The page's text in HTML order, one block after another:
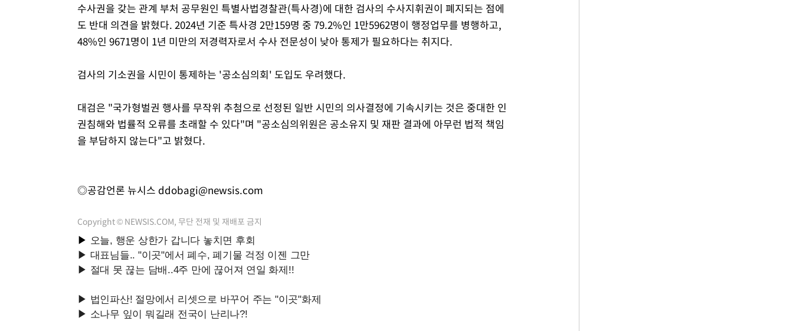
수사권을 갖는 관계 부처 공무원인 특별사법경찰관(특사경)에 대한 검사의 수사지휘권이 폐지되는 점에
도 반대 의견을 밝혔다. 2024년 기준 특사경 2만159명 중 79.2%인 1만5962명이 행정업무를 병행하고,
48%인 9671명이 1년 미만의 저경력자로서 수사 전문성이 낮아 통제가 필요하다는 취지다.
검사의 기소권을 시민이 통제하는 '공소심의회' 도입도 우려했다.
대검은 "국가형벌권 행사를 무작위 추첨으로 선정된 일반 시민의 의사결정에 기속시키는 것은 중대한 인
권침해와 법률적 오류를 초래할 수 있다"며 "공소심의위원은 공소유지 및 재판 결과에 아무런 법적 책임
을 부담하지 않는다"고 밝혔다.
◎공감언론 뉴시스 ddobagi@newsis.com
Copyright © NEWSIS.COM, 무단 전재 및 재배포 금지